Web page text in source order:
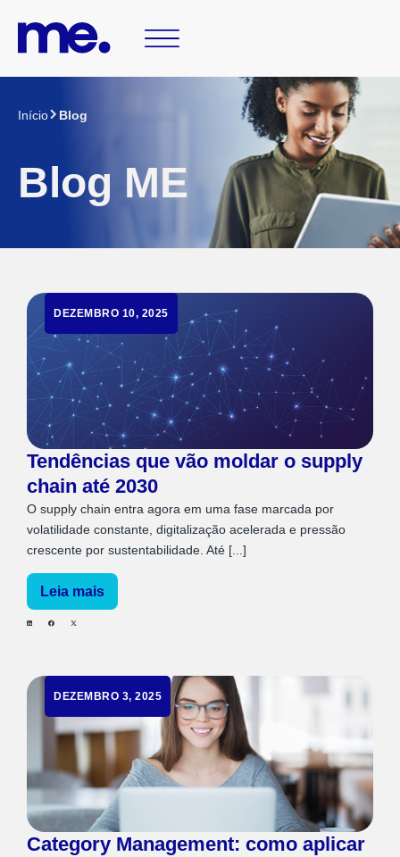
Início Blog
Blog ME
DEZEMBRO 10, 2025
Tendências que vão moldar o supply
chain até 2030
O supply chain entra agora em uma fase marcada por
volatilidade constante, digitalização acelerada e pressão
crescente por sustentabilidade. Até [...]
Leia mais
DEZEMBRO 3, 2025
Category Management: como aplicar